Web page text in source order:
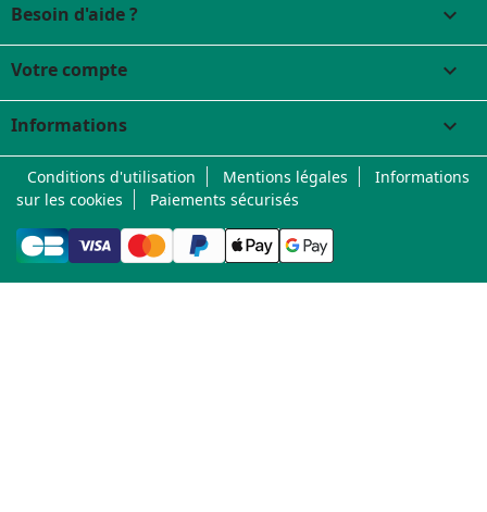
Besoin d'aide ? 
Votre compte 
Informations keyboard_arrow_down
Conditions d'utilisation Mentions légales
Informations
sur les cookies
Paiements sécurisés